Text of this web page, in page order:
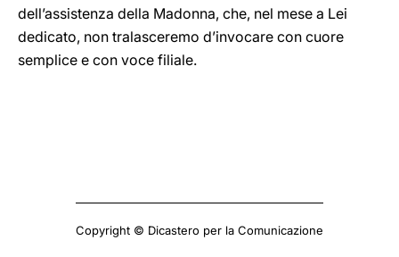
dell’assistenza della Madonna, che, nel mese a Lei
dedicato, non tralasceremo d’invocare con cuore
semplice e con voce filiale.
Copyright © Dicastero per la Comunicazione